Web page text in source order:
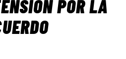
POR LA